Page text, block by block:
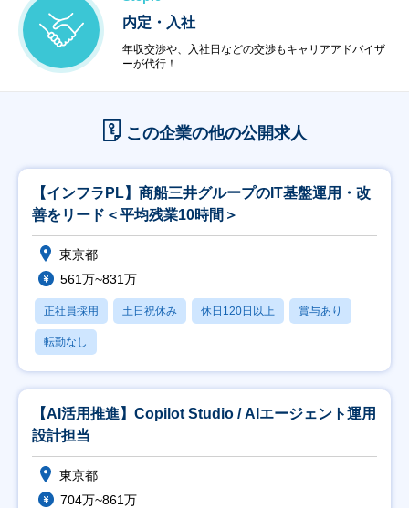
内定・入社
年収交渉や、入社日などの交渉もキャリアアドバイザ
ーが代行！
この企業の他の公開求人
【インフラPL】商船三井グループのIT基盤運用・改
善をリード＜平均残業10時間＞
東京都
561万~831万
正社員採用 土日祝休み 休日120日以上 賞与あり
転勤なし
【AI活用推進】Copilot Studio / AIエージェント運用
設計担当
東京都
704万~861万